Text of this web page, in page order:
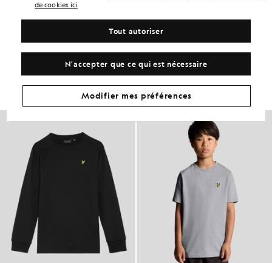
ADAPTATION DU PRODUIT
Adoptez ce look
Composez une tenue complète avec des pièces raffinées, conçues
pour rehausser votre garde-robe.
de cookies ici
N'accepter que ce qui est nécessaire
Tout autoriser
Modifier mes préférences